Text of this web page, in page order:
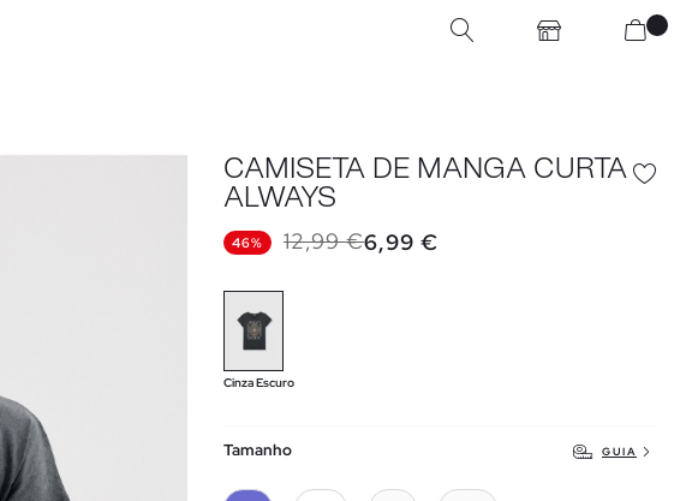
CAMISETA DE MANGA CURTA
ALWAYS
46% 12,99 €6,99 €
Cinza Escuro
Tamanho GUIA